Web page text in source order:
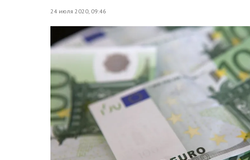
24 июля 2020, 09:46